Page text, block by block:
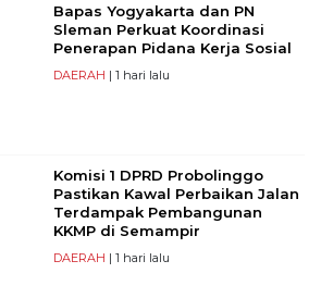
Bapas Yogyakarta dan PN
Sleman Perkuat Koordinasi
Penerapan Pidana Kerja Sosial
DAERAH | 1 hari lalu
Komisi 1 DPRD Probolinggo
Pastikan Kawal Perbaikan Jalan
Terdampak Pembangunan
KKMP di Semampir
DAERAH | 1 hari lalu